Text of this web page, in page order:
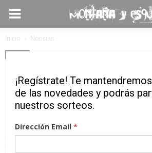
Inicio Noticias
5º Open Gravetat-
próximo 14 de abril
30 marzo, 2018
¡Regístrate! Te
de las novedades y podrás
nuestros sorteos.
Dirección Email*